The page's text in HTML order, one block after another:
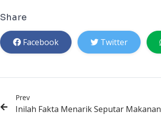
Share
Facebook Twitter
Prev
Inilah Fakta Menarik Seputar Makanan